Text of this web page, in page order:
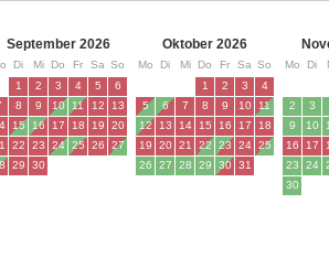
September 2026
Di Mi Do Fr Sa So
1
2 3 4 5
6
8 9 10 11 12
13
15 16 17 18 19
20
22 23 24 25 26
27
29 30
Oktober 2026
Mo Di Mi Do Fr Sa So
1
2 3
4
5
6 7 8 9 10
11
12
13 14 15 16 17
18
19
20 21 22 23 24 25
26
27 28 29 30 31
Mo Di
2 3
9
10
16
17
23
24
30